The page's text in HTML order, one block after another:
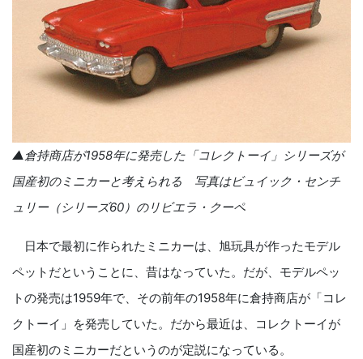
▲倉持商店が1958年に発売した「コレクトーイ」シリーズが
国産初のミニカーと考えられる 写真はビュイック・センチ
ュリー（シリーズ60）のリビエラ・クーペ
日本で最初に作られたミニカーは、旭玩具が作ったモデル
ペットだということに、昔はなっていた。だが、モデルペッ
トの発売は1959年で、その前年の1958年に倉持商店が「コレ
クトーイ」を発売していた。だから最近は、コレクトーイが
国産初のミニカーだというのが定説になっている。